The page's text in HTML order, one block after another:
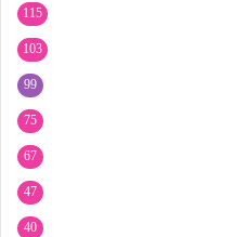
115
103
99
75
67
47
40